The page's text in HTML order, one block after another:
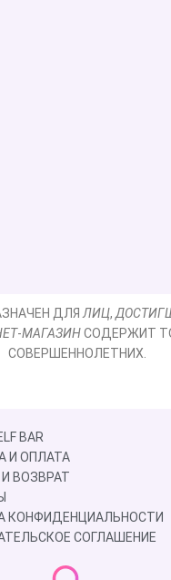
ДЛЯ ЛИЦ,
-МАГАЗИНСОДЕРЖИТ
СОВЕРШЕННОЛЕТНИХ.
BAR
И ОПЛАТА
И ВОЗВРАТ
КОНФИДЕНЦИАЛЬНОСТИ
СОГЛАШЕНИЕ